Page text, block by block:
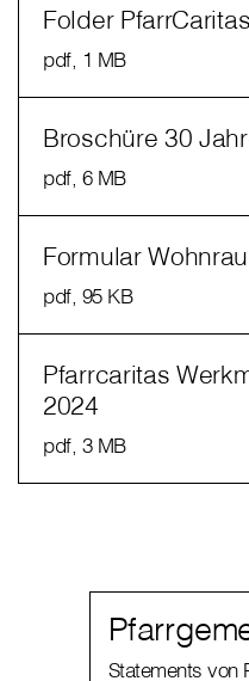
Folder PfarrCaritas
pdf, 1 MB
Broschüre 30
pdf, 6 MB
Formular
pdf, 95 KB
Pfarrcaritas
2024
pdf, 3 MB
Statements von